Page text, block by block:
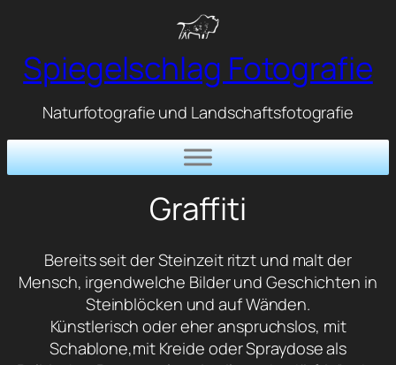
springen
Spiegelschlag Fotografie
Naturfotografie und Landschaftsfotografie
Graffiti
Bereits seit der Steinzeit ritzt und malt der
Mensch, irgendwelche Bilder und Geschichten in
Steinblöcken und auf Wänden.
Künstlerisch oder eher anspruchslos, mit
Schablone,mit Kreide oder Spraydose als